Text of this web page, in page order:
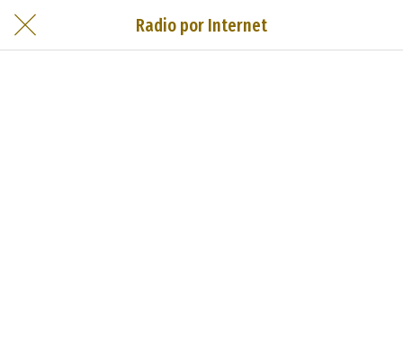
Radio por Internet